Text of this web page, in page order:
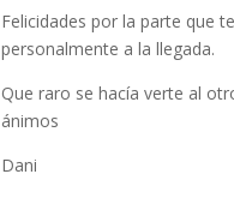
Felicidades por la parte que
personalmente a la llegada.
Que raro se hacía verte al
ánimos
Dani